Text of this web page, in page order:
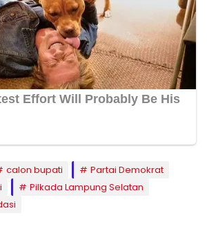
calon bupati
Partai Demokrat
Pilkada Lampung Selatan